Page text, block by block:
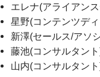
エレナ(アライアン
星野(コンテンツデ
新澤(セールス/アソ
藤池(コンサルタント
山内(コンサルタント